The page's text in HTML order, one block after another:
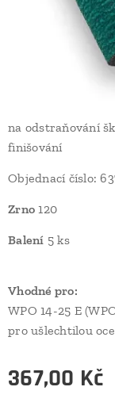
na odstraňování
finišování
Objednací číslo:
Zrno 120
Balení 5 ks
Vhodné pro:
WPO 14-25 E
pro ušlechtilou
367,00 Kč